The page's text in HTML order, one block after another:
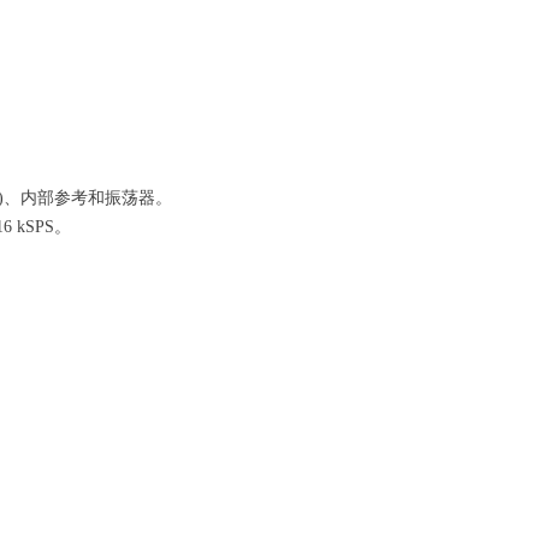
内部参考和振荡器。
。